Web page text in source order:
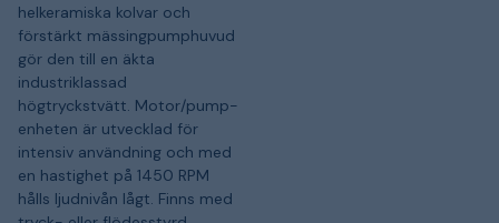
helkeramiska kolvar och
förstärkt mässingpumphuvud
gör den till en äkta
industriklassad
högtryckstvätt. Motor/pump-
enheten är utvecklad för
intensiv användning och med
en hastighet på 1450 RPM
hålls ljudnivån lågt. Finns med